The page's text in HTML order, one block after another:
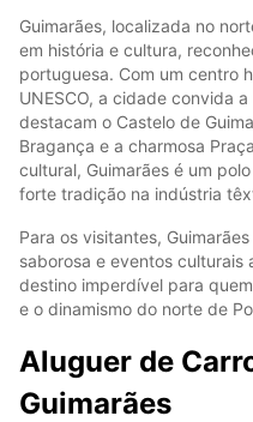
Guimarães, localizada no
em história e cultura,
portuguesa. Com um centro
UNESCO, a cidade convida
destacam o Castelo de
Bragança e a charmosa
cultural, Guimarães é um
forte tradição na indústria
Para os visitantes,
saborosa e eventos culturais
destino imperdível para
e o dinamismo do norte de
Aluguer de
Guimarães